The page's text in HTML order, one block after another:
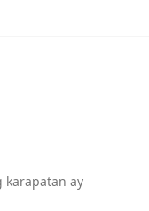
karapatan ay